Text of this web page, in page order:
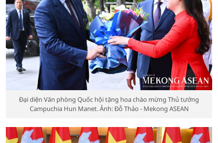
Đại diện Văn phòng Quốc hội tặng hoa chào mừng Thủ tướng
Campuchia Hun Manet. Ảnh: Đỗ Thảo - Mekong ASEAN